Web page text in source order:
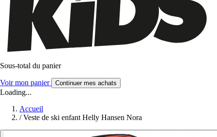
Sous-total du panier
Voir mon panier Continuer mes achats
Loading...
Accueil
/ Veste de ski enfant Helly Hansen Nora